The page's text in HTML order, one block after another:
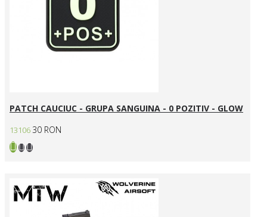
PATCH CAUCIUC - GRUPA SANGUINA - 0 POZITIV - GLOW
13106 30 RON